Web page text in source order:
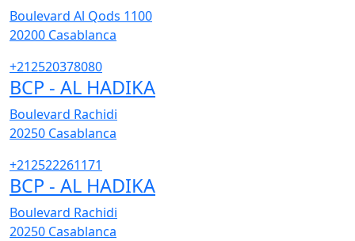
Boulevard Al Qods 1100
20200 Casablanca
+212520378080
BCP - AL HADIKA
Boulevard Rachidi
20250 Casablanca
+212522261171
BCP - AL HADIKA
Boulevard Rachidi
20250 Casablanca